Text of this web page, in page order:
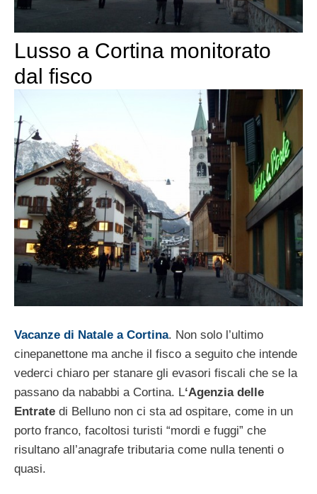
Lusso a Cortina monitorato
dal fisco
Vacanze di Natale a Cortina. Non solo l’ultimo
cinepanettone ma anche il fisco a seguito che intende
vederci chiaro per stanare gli evasori fiscali che se la
passano da nababbi a Cortina. L‘Agenzia delle
Entrate di Belluno non ci sta ad ospitare, come in un
porto franco, facoltosi turisti “mordi e fuggi” che
risultano all’anagrafe tributaria come nulla tenenti o
quasi.